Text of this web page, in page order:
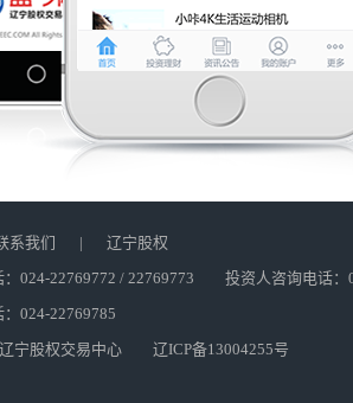
系我们 |
辽宁股权
：024-22769772 / 22769773 投资人咨询电话：
024-22769785
辽宁股权交易中心 辽ICP备13004255号